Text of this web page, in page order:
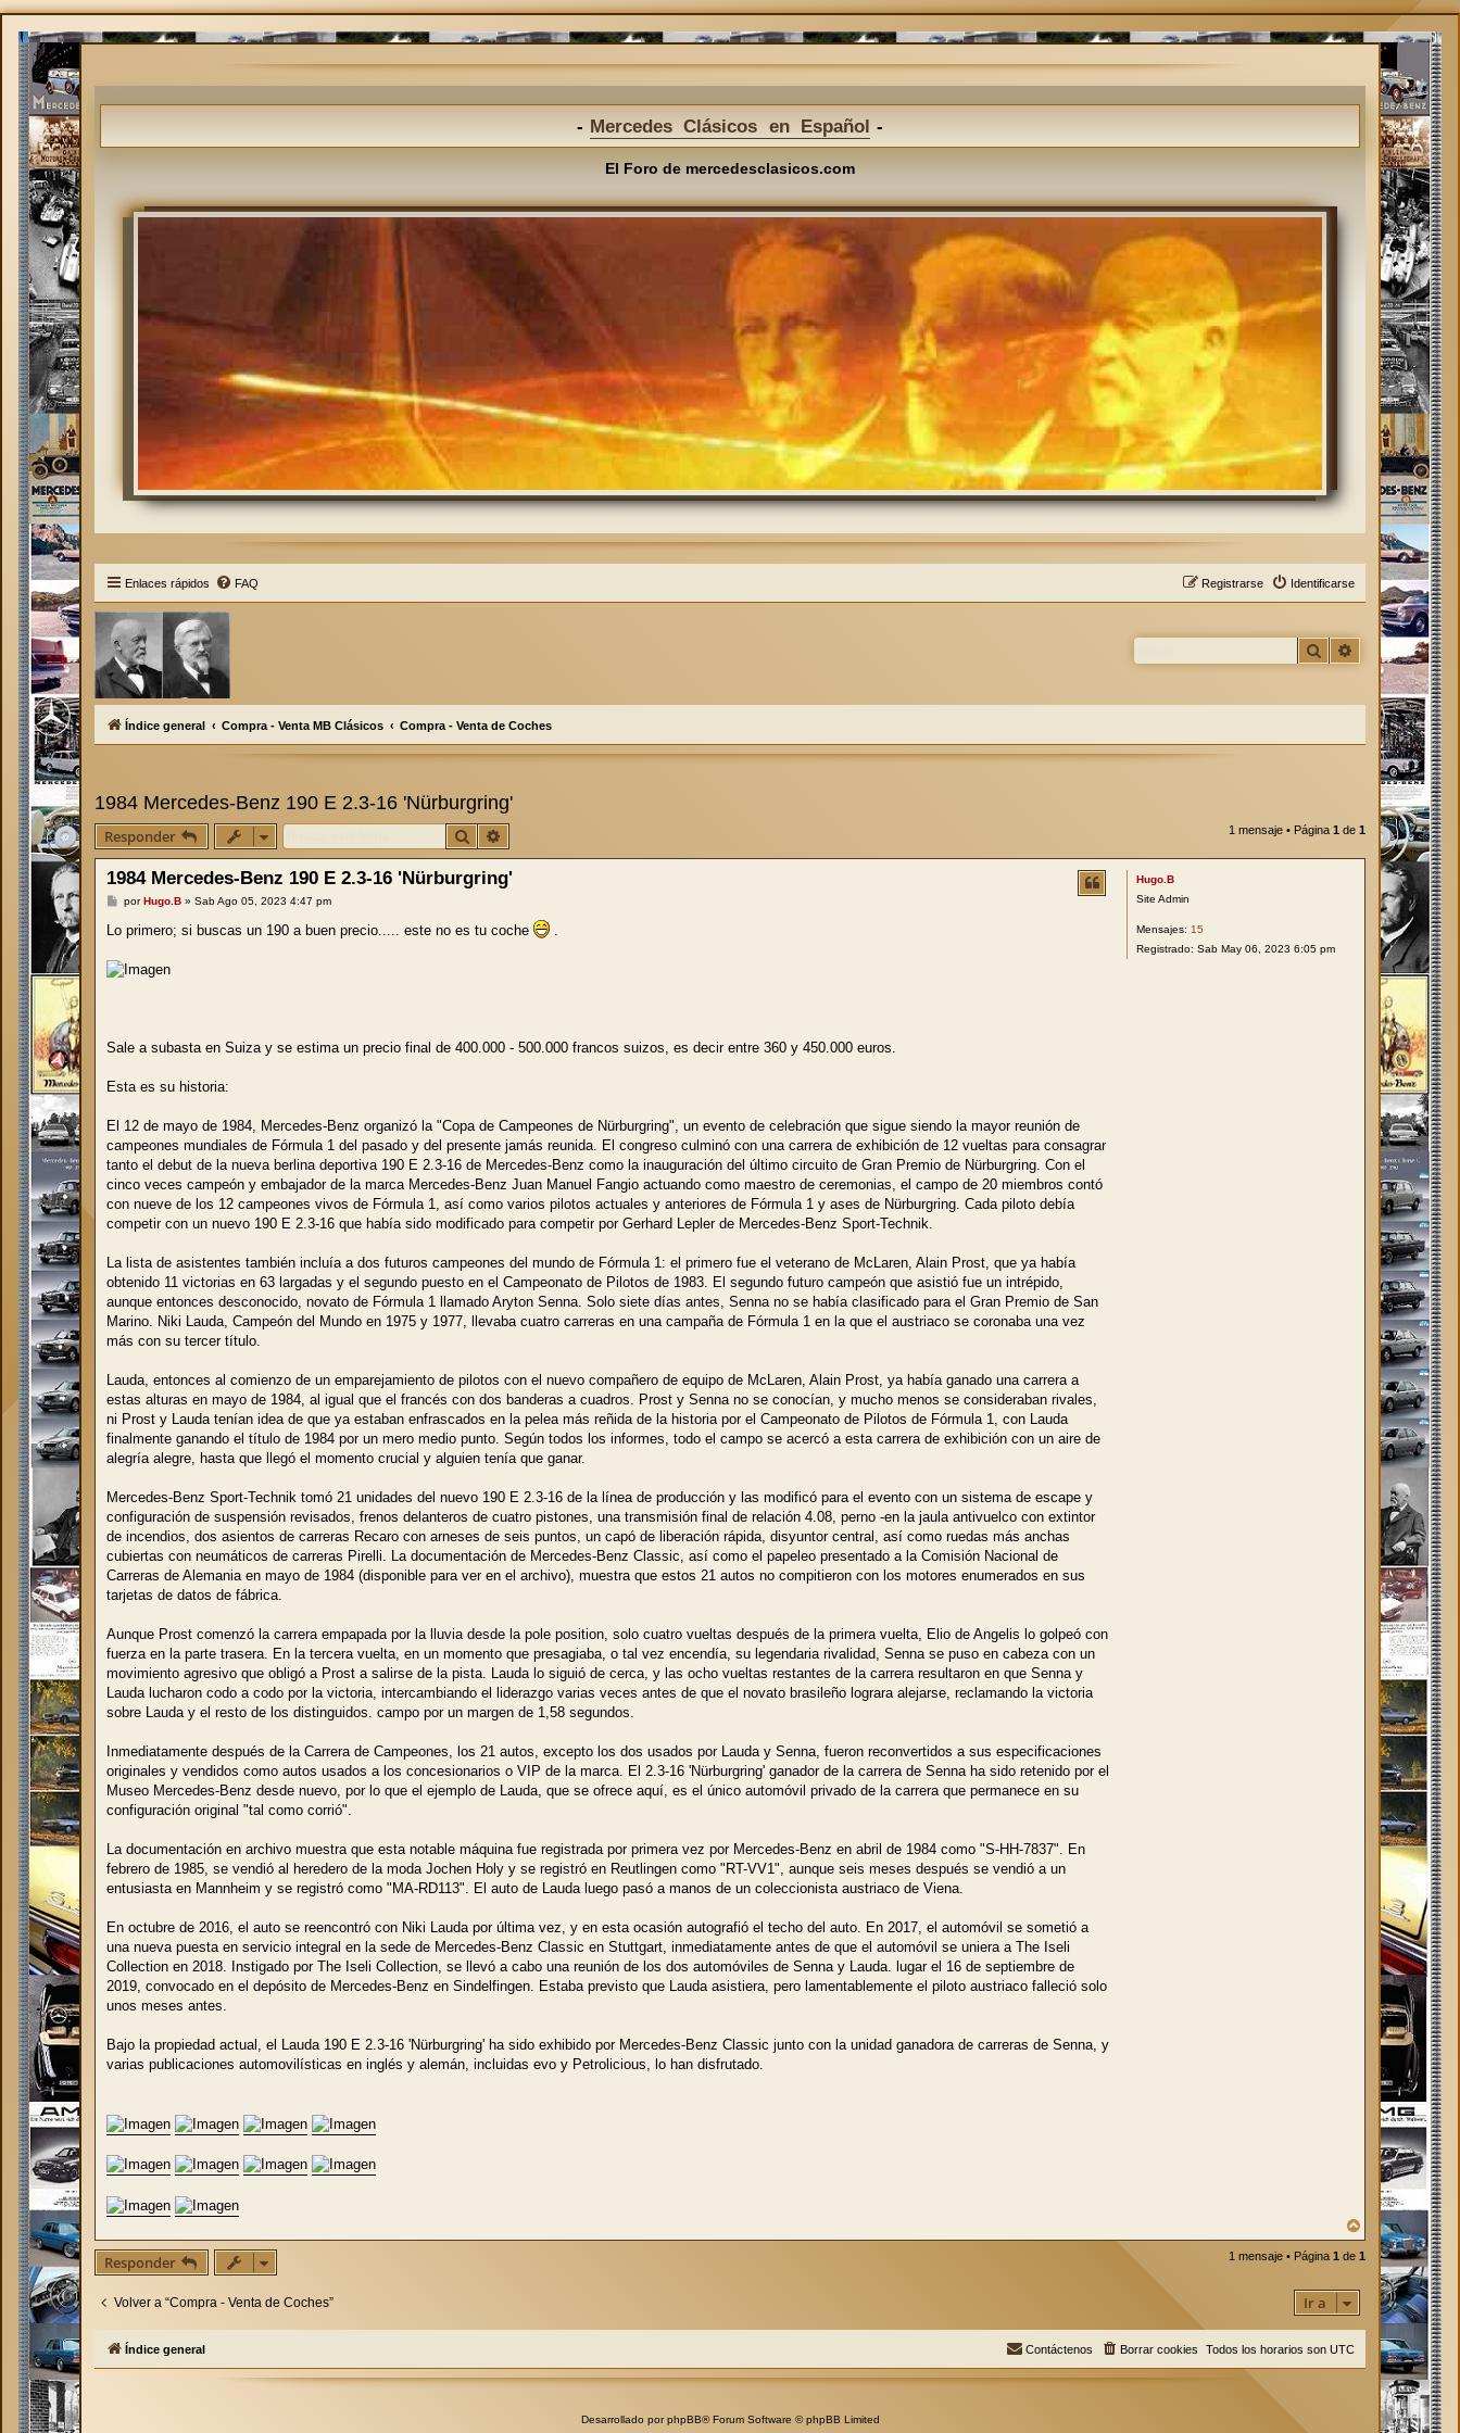
Mercedes Clásicos en Español
El Foro de mercedesclasicos.com
Enlaces rápidos FAQ Identificarse
Registrarse
Buscar Búsqueda
Índice general Compra - Venta MB Clásicos Compra - Venta de Coches
1984 Mercedes-Benz 190 E 2.3-16 'Nürburgring'
Responder Buscar 1 mensaje • Página 1 de 1
Hugo.B
Site Admin
Mensajes: 15
Registrado: Sab May 06, 2023 6:05 pm
1984 Mercedes-Benz 190 E 2.3-16 'Nürburgring'
M
n
s
j
e
porHugo.B» Sab Ago 05, 2023 4:47 pm
Lo primero; si buscas un 190 a buen precio..... este no es tu coche
Sale a subasta en Suiza y se estima un precio final de 400.000 - 500.000 francos suizos, es decir entre 360 y 450.000 euros.
Esta es su historia:
El 12 de mayo de 1984, Mercedes-Benz organizó la "Copa de Campeones de Nürburgring", un evento de celebración que sigue siendo la mayor reunión de
campeones mundiales de Fórmula 1 del pasado y del presente jamás reunida. El congreso culminó con una carrera de exhibición de 12 vueltas para consagrar
tanto el debut de la nueva berlina deportiva 190 E 2.3-16 de Mercedes-Benz como la inauguración del último circuito de Gran Premio de Nürburgring. Con el
cinco veces campeón y embajador de la marca Mercedes-Benz Juan Manuel Fangio actuando como maestro de ceremonias, el campo de 20 miembros contó
con nueve de los 12 campeones vivos de Fórmula 1, así como varios pilotos actuales y anteriores de Fórmula 1 y ases de Nürburgring. Cada piloto debía
competir con un nuevo 190 E 2.3-16 que había sido modificado para competir por Gerhard Lepler de Mercedes-Benz Sport-Technik.
La lista de asistentes también incluía a dos futuros campeones del mundo de Fórmula 1: el primero fue el veterano de McLaren, Alain Prost, que ya había
obtenido 11 victorias en 63 largadas y el segundo puesto en el Campeonato de Pilotos de 1983. El segundo futuro campeón que asistió fue un intrépido,
aunque entonces desconocido, novato de Fórmula 1 llamado Aryton Senna. Solo siete días antes, Senna no se había clasificado para el Gran Premio de San
Marino. Niki Lauda, Campeón del Mundo en 1975 y 1977, llevaba cuatro carreras en una campaña de Fórmula 1 en la que el austriaco se coronaba una vez
más con su tercer título.
Lauda, entonces al comienzo de un emparejamiento de pilotos con el nuevo compañero de equipo de McLaren, Alain Prost, ya había ganado una carrera a
estas alturas en mayo de 1984, al igual que el francés con dos banderas a cuadros. Prost y Senna no se conocían, y mucho menos se consideraban rivales,
ni Prost y Lauda tenían idea de que ya estaban enfrascados en la pelea más reñida de la historia por el Campeonato de Pilotos de Fórmula 1, con Lauda
finalmente ganando el título de 1984 por un mero medio punto. Según todos los informes, todo el campo se acercó a esta carrera de exhibición con un aire de
alegría alegre, hasta que llegó el momento crucial y alguien tenía que ganar.
Mercedes-Benz Sport-Technik tomó 21 unidades del nuevo 190 E 2.3-16 de la línea de producción y las modificó para el evento con un sistema de escape y
configuración de suspensión revisados, frenos delanteros de cuatro pistones, una transmisión final de relación 4.08, perno -en la jaula antivuelco con extintor
de incendios, dos asientos de carreras Recaro con arneses de seis puntos, un capó de liberación rápida, disyuntor central, así como ruedas más anchas
cubiertas con neumáticos de carreras Pirelli. La documentación de Mercedes-Benz Classic, así como el papeleo presentado a la Comisión Nacional de
Carreras de Alemania en mayo de 1984 (disponible para ver en el archivo), muestra que estos 21 autos no compitieron con los motores enumerados en sus
tarjetas de datos de fábrica.
Aunque Prost comenzó la carrera empapada por la lluvia desde la pole position, solo cuatro vueltas después de la primera vuelta, Elio de Angelis lo golpeó con
fuerza en la parte trasera. En la tercera vuelta, en un momento que presagiaba, o tal vez encendía, su legendaria rivalidad, Senna se puso en cabeza con un
movimiento agresivo que obligó a Prost a salirse de la pista. Lauda lo siguió de cerca, y las ocho vueltas restantes de la carrera resultaron en que Senna y
Lauda lucharon codo a codo por la victoria, intercambiando el liderazgo varias veces antes de que el novato brasileño lograra alejarse, reclamando la victoria
sobre Lauda y el resto de los distinguidos. campo por un margen de 1,58 segundos.
Inmediatamente después de la Carrera de Campeones, los 21 autos, excepto los dos usados por Lauda y Senna, fueron reconvertidos a sus especificaciones
originales y vendidos como autos usados a los concesionarios o VIP de la marca. El 2.3-16 'Nürburgring' ganador de la carrera de Senna ha sido retenido por el
Museo Mercedes-Benz desde nuevo, por lo que el ejemplo de Lauda, que se ofrece aquí, es el único automóvil privado de la carrera que permanece en su
configuración original "tal como corrió".
La documentación en archivo muestra que esta notable máquina fue registrada por primera vez por Mercedes-Benz en abril de 1984 como "S-HH-7837". En
febrero de 1985, se vendió al heredero de la moda Jochen Holy y se registró en Reutlingen como "RT-VV1", aunque seis meses después se vendió a un
entusiasta en Mannheim y se registró como "MA-RD113". El auto de Lauda luego pasó a manos de un coleccionista austriaco de Viena.
En octubre de 2016, el auto se reencontró con Niki Lauda por última vez, y en esta ocasión autografió el techo del auto. En 2017, el automóvil se sometió a
una nueva puesta en servicio integral en la sede de Mercedes-Benz Classic en Stuttgart, inmediatamente antes de que el automóvil se uniera a The Iseli
Collection en 2018. Instigado por The Iseli Collection, se llevó a cabo una reunión de los dos automóviles de Senna y Lauda. lugar el 16 de septiembre de
2019, convocado en el depósito de Mercedes-Benz en Sindelfingen. Estaba previsto que Lauda asistiera, pero lamentablemente el piloto austriaco falleció solo
unos meses antes.
Bajo la propiedad actual, el Lauda 190 E 2.3-16 'Nürburgring' ha sido exhibido por Mercedes-Benz Classic junto con la unidad ganadora de carreras de Senna, y
varias publicaciones automovilísticas en inglés y alemán, incluidas evo y Petrolicious, lo han disfrutado.
r
r
Responder 1 mensaje • Página 1 de 1
Volver a “Compra - Venta de Coches” Ir a
Índice general Todos los horarios son UTC
Borrar cookies
Contáctenos
Desarrollado porphpBB® Forum Software © phpBB Limited